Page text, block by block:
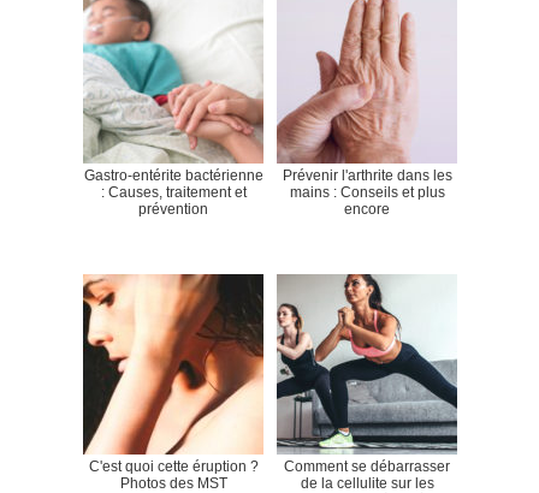
Gastro-entérite bactérienne
: Causes, traitement et
prévention
Prévenir l'arthrite dans les
mains : Conseils et plus
encore
C'est quoi cette éruption ?
Photos des MST
Comment se débarrasser
de la cellulite sur les